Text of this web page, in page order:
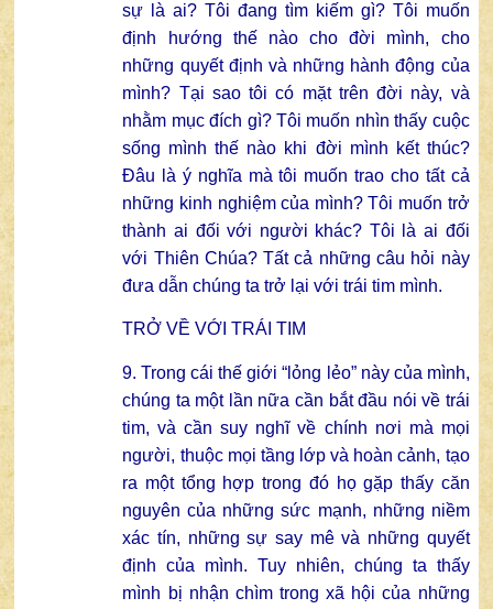
sự là ai? Tôi đang tìm kiếm gì? Tôi muốn
định hướng thế nào cho đời mình, cho
những quyết định và những hành động của
mình? Tại sao tôi có mặt trên đời này, và
nhằm mục đích gì? Tôi muốn nhìn thấy cuộc
sống mình thế nào khi đời mình kết thúc?
Đâu là ý nghĩa mà tôi muốn trao cho tất cả
những kinh nghiệm của mình? Tôi muốn trở
thành ai đối với người khác? Tôi là ai đối
với Thiên Chúa? Tất cả những câu hỏi này
đưa dẫn chúng ta trở lại với trái tim mình.
TRỞ VỀ VỚI TRÁI TIM
9. Trong cái thế giới “lỏng lẻo” này của mình,
chúng ta một lần nữa cần bắt đầu nói về trái
tim, và cần suy nghĩ về chính nơi mà mọi
người, thuộc mọi tầng lớp và hoàn cảnh, tạo
ra một tổng hợp trong đó họ gặp thấy căn
nguyên của những sức mạnh, những niềm
xác tín, những sự say mê và những quyết
định của mình. Tuy nhiên, chúng ta thấy
mình bị nhận chìm trong xã hội của những